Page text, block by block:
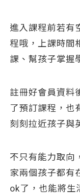
進入課程前若有
程哦，上課時間
課、幫孩子掌握
註冊好會員資料
了預訂課程，也
刻刻拉近孩子與
不只有能力取向
家兩個孩子都有
ok了，也能將生